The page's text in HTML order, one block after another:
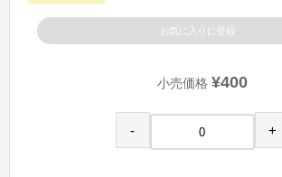
お気に入りに登録
小売価格 ¥400
- +